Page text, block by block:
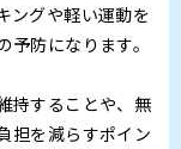
ングや軽い運動を
防になります。
持することや、無
担を減らすポイン